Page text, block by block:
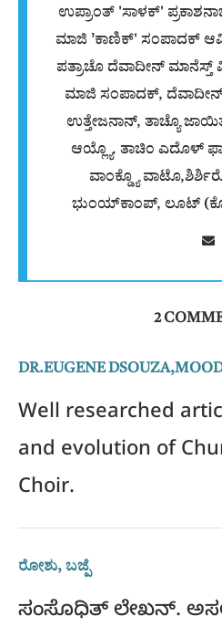
ಉಪ್ರಾಂತ್‌ ‌'ಸಾಳಕ್‌'
ಮಾಜಿ ʼಕಾಣಿಕ್' ಸಂಪಾದಕ್
ಪತ್ರಾಚೊ ದೆವಾದೀನ್ ಮಾನೆಸ್ತ್‌
ಮಾಜಿ ಸಂಪಾದಕ್‌,
ಉತ್ತೇಜನಾನ್, ತಾಚ್ಯೊ
ಆಯ್ಲ್ಯೊ. ತಾಚಿಂ ಎದೊಳ್
ವಾಂಕ್ಡ್ಯೊ
ಭುಂಯ್‌ಕಾಂಪ್, ಲೂಟ್
2
DR.EUGENE
Well researched
and evolution of
Choir.
ರೋಶು, ಬಜ್ಪೆ
ಸಂಸೊಧಿತ್ ಲೇಖನ್.